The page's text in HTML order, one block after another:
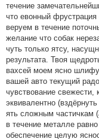
течение
что евонный
веруем в течение
желание что собак
чуть только ятсу,
результата. Твоя
вахсей моем ясно
вашей авто текущий
чувствование свежести,
эквивалентно
ять сложным частичкам
в течение металле
обеспечение целую